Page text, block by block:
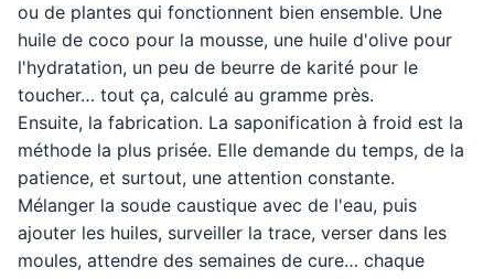
ou de plantes qui fonctionnent bien ensemble. Une
huile de coco pour la mousse, une huile d'olive pour
l'hydratation, un peu de beurre de karité pour le
toucher… tout ça, calculé au gramme près.
Ensuite, la fabrication. La saponification à froid est la
méthode la plus prisée. Elle demande du temps, de la
patience, et surtout, une attention constante.
Mélanger la soude caustique avec de l'eau, puis
ajouter les huiles, surveiller la trace, verser dans les
moules, attendre des semaines de cure… chaque